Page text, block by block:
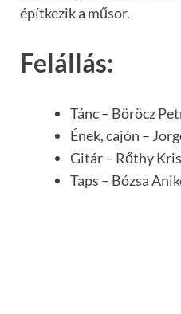
építkezik a műsor.
Felállás:
Tánc – Böröcz
Ének, cajón –
Gitár – Rőthy
Taps – Bózsa